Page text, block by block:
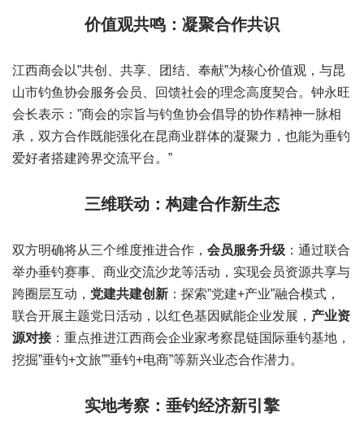
价值观共鸣：凝聚合作共识
江西商会以”共创、共享、团结、奉献”为核心价值观，与昆
山市钓鱼协会服务会员、回馈社会的理念高度契合。钟永旺
会长表示：”商会的宗旨与钓鱼协会倡导的协作精神一脉相
承，双方合作既能强化在昆商业群体的凝聚力，也能为垂钓
爱好者搭建跨界交流平台。”
三维联动：构建合作新生态
双方明确将从三个维度推进合作， 会员服务升级 ：通过联合
举办垂钓赛事、商业交流沙龙等活动，实现会员资源共享与
跨圈层互动， 党建共建创新 ：探索”党建+产业”融合模式，
联合开展主题党日活动，以红色基因赋能企业发展， 产业资
源对接：重点推进江西商会企业家考察昆链国际垂钓基地，
挖掘”垂钓+文旅””垂钓+电商”等新兴业态合作潜力。
实地考察：垂钓经济新引擎